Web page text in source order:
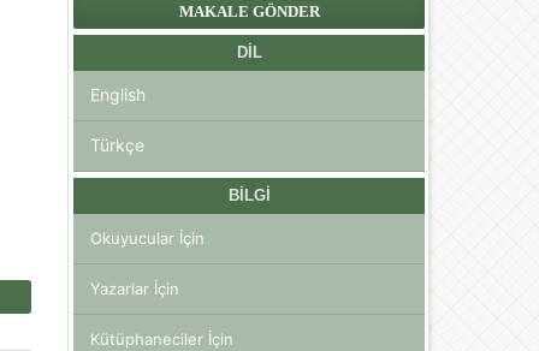
MAKALE GÖNDER
DIL
English
Türkçe
BILGI
Okuyucular İçin
Yazarlar İçin
Kütüphaneciler İçin